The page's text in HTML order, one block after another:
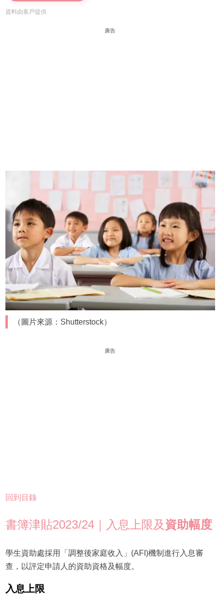
資料由客戶提供
廣告
（圖片來源：Shutterstock）
廣告
回到目錄
書簿津貼2023/24｜入息上限及資助幅度
學生資助處採用「調整後家庭收入」(AFI)機制進行入息審
查，以評定申請人的資助資格及幅度。
入息上限